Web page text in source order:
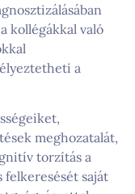
kollégákkal való
a
meghozatalát,
torzítás a
felkeresését saját